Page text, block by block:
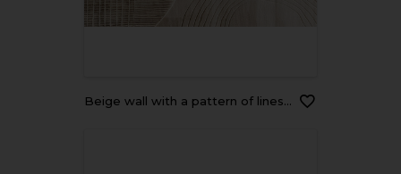
Beige wall with a pattern of lines and curves, white and brown colors, beige tone, minimalist abstract background